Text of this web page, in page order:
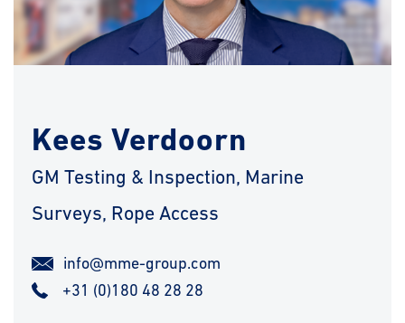
Kees Verdoorn
GM Testing & Inspection, Marine
Surveys, Rope Access
info@mme-group.com
+31 (0)180 48 28 28